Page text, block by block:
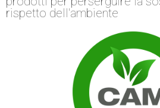
rispetto dell'ambiente